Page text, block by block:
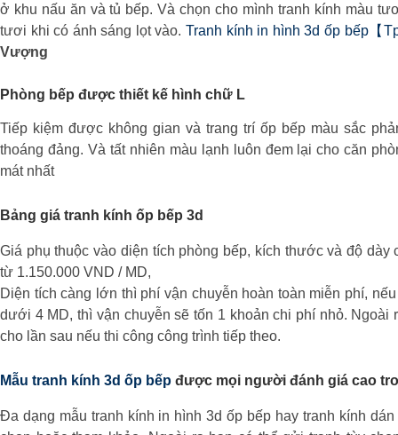
ở khu nấu ăn và tủ bếp. Và chọn cho mình tranh kính màu
tươi khi có ánh sáng lọt vào.Tranh kính in hình 3d ốp bếp【
Vượng
Phòng bếp được thiết kế hình chữ L
Tiếp kiệm được không gian và trang trí ốp bếp màu sắc
thoáng đảng. Và tất nhiên màu lạnh luôn đem lại cho căn
mát nhất
Bảng giá tranh kính ốp bếp 3d
Giá phụ thuộc vào diện tích phòng bếp, kích thước và độ dày
từ 1.150.000 VND / MD,
Diện tích càng lớn thì phí vận chuyễn hoàn toàn miễn phí,
dưới 4 MD, thì vận chuyễn sẽ tốn 1 khoản chi phí nhỏ. Ngoài
cho lần sau nếu thi công công trình tiếp theo.
Mẫu tranh kính 3d ốp bếp được mọi người đánh giá cao
Đa dạng mẫu tranh kính in hình 3d ốp bếp hay tranh kính